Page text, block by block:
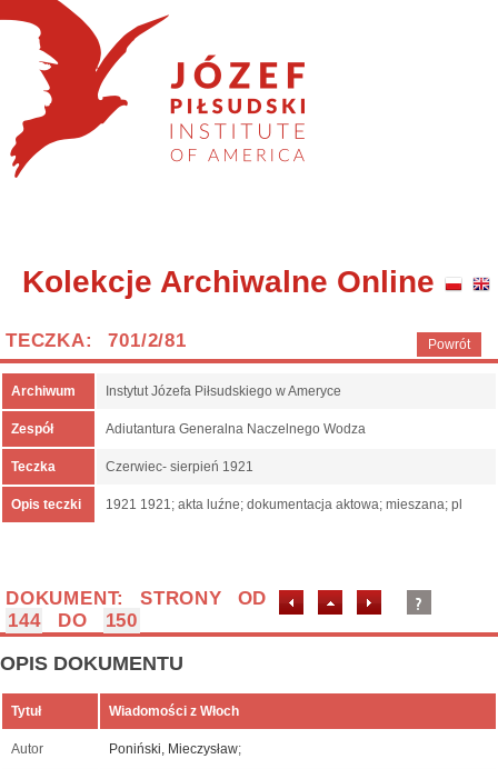
Kolekcje Archiwalne Online
Powrót
TECZKA: 701/2/81
Archiwum Instytut Józefa Piłsudskiego w Ameryce
Zespół Adiutantura Generalna Naczelnego Wodza
Teczka Czerwiec- sierpień 1921
Opis teczki 1921 1921; akta luźne; dokumentacja aktowa; mieszana; pl
DOKUMENT: STRONY OD
144
DO 150
OPIS DOKUMENTU
Tytuł Wiadomości z Włoch
Autor Poniński, Mieczysław;